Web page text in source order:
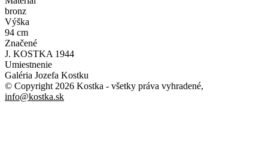
bronz
Výška
94 cm
Značené
J. KOSTKA 1944
Umiestnenie
Galéria Jozefa Kostku
© Copyright 2026 Kostka - všetky práva vyhradené,
info@kostka.sk